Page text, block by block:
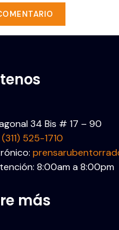
34 Bis # 17 – 90
525-1710
8:00am a 8:00pm
más